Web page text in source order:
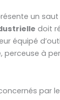
un
doit
équipé
perceuse à
par le